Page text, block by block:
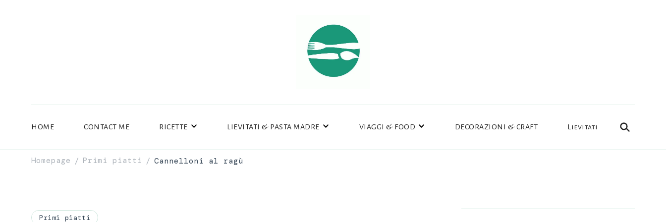
HOME CONTACT ME RICETTE LIEVITATI & PASTA MADRE VIAGGI & FOOD DECORAZIONI & CRAFT Lievitati
Homepage / Primi piatti / Cannelloni al ragù
Primi piatti